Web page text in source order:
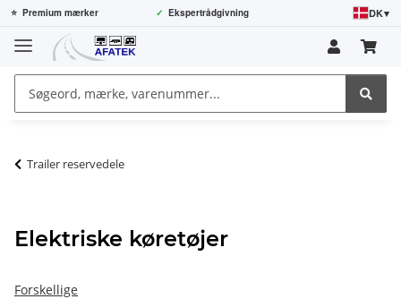
⭐ Premium mærker ✓ Ekspertrådgivning DK▾
Trailer reservedele
Elektriske køretøjer
Forskellige